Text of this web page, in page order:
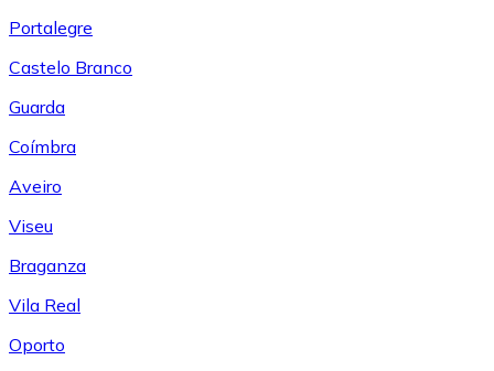
Portalegre
Castelo Branco
Guarda
Coímbra
Aveiro
Viseu
Braganza
Vila Real
Oporto